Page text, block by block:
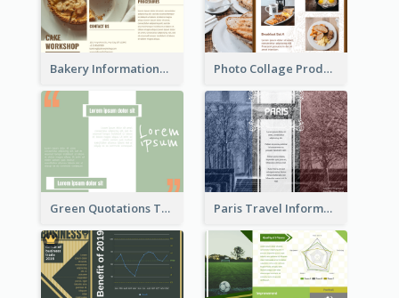
Bakery Informational Tri Fold Brochure Photo Collage Product Informational Tri Fold Brochure
Green Quotations Tri Fold Brochure Paris Travel Informational Tri Fold Brochure